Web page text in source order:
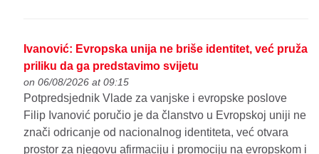
Ivanović: Evropska unija ne briše identitet, već pruža
priliku da ga predstavimo svijetu
on 06/08/2026 at 09:15
Potpredsjednik Vlade za vanjske i evropske poslove
Filip Ivanović poručio je da članstvo u Evropskoj uniji ne
znači odricanje od nacionalnog identiteta, već otvara
prostor za njegovu afirmaciju i promociju na evropskom i